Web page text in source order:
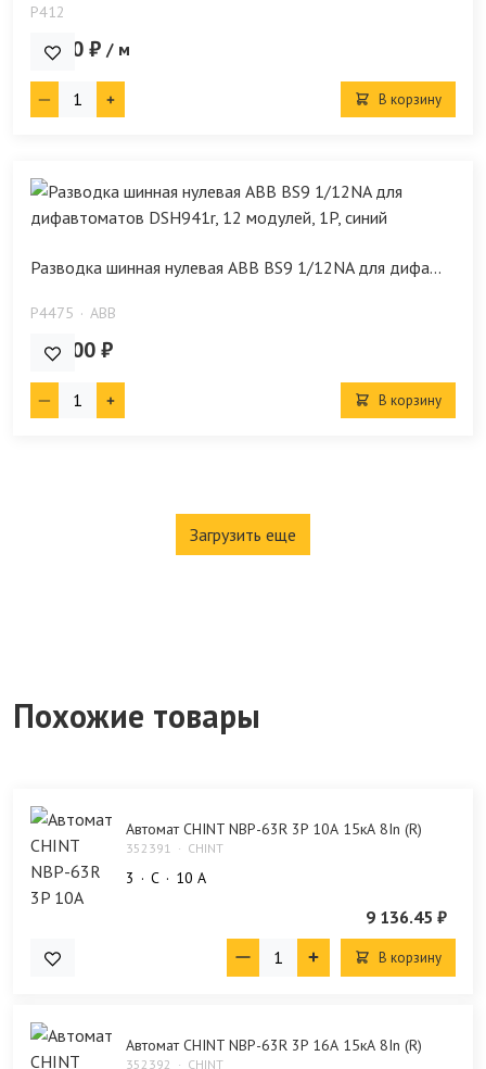
P412
50.00 ₽ / м
В корзину
Разводка шинная нулевая ABB BS9 1/12NA для дифа...
P4475 ABB
658.00 ₽
В корзину
Загрузить еще
Похожие товары
Автомат CHINT NBP-63R 3P 10А 15кА 8In (R)
352391 CHINT
3 C 10 А
9 136.45 ₽
В корзину
Автомат CHINT NBP-63R 3P 16А 15кА 8In (R)
352392 CHINT